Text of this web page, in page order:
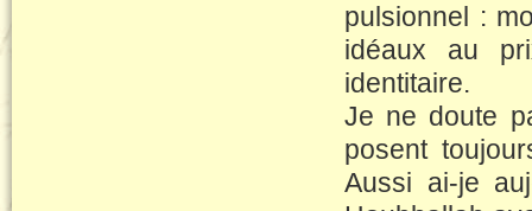
pulsionnel :
idéaux au
identitaire.
Je ne doute
posent
Aussi ai-je